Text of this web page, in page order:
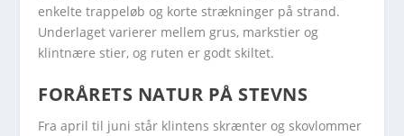
enkelte trappeløb og korte strækninger på strand.
Underlaget varierer mellem grus, markstier og
klintnære stier, og ruten er godt skiltet.
FORÅRETS NATUR PÅ STEVNS
Fra april til juni står klintens skrænter og skovlommer